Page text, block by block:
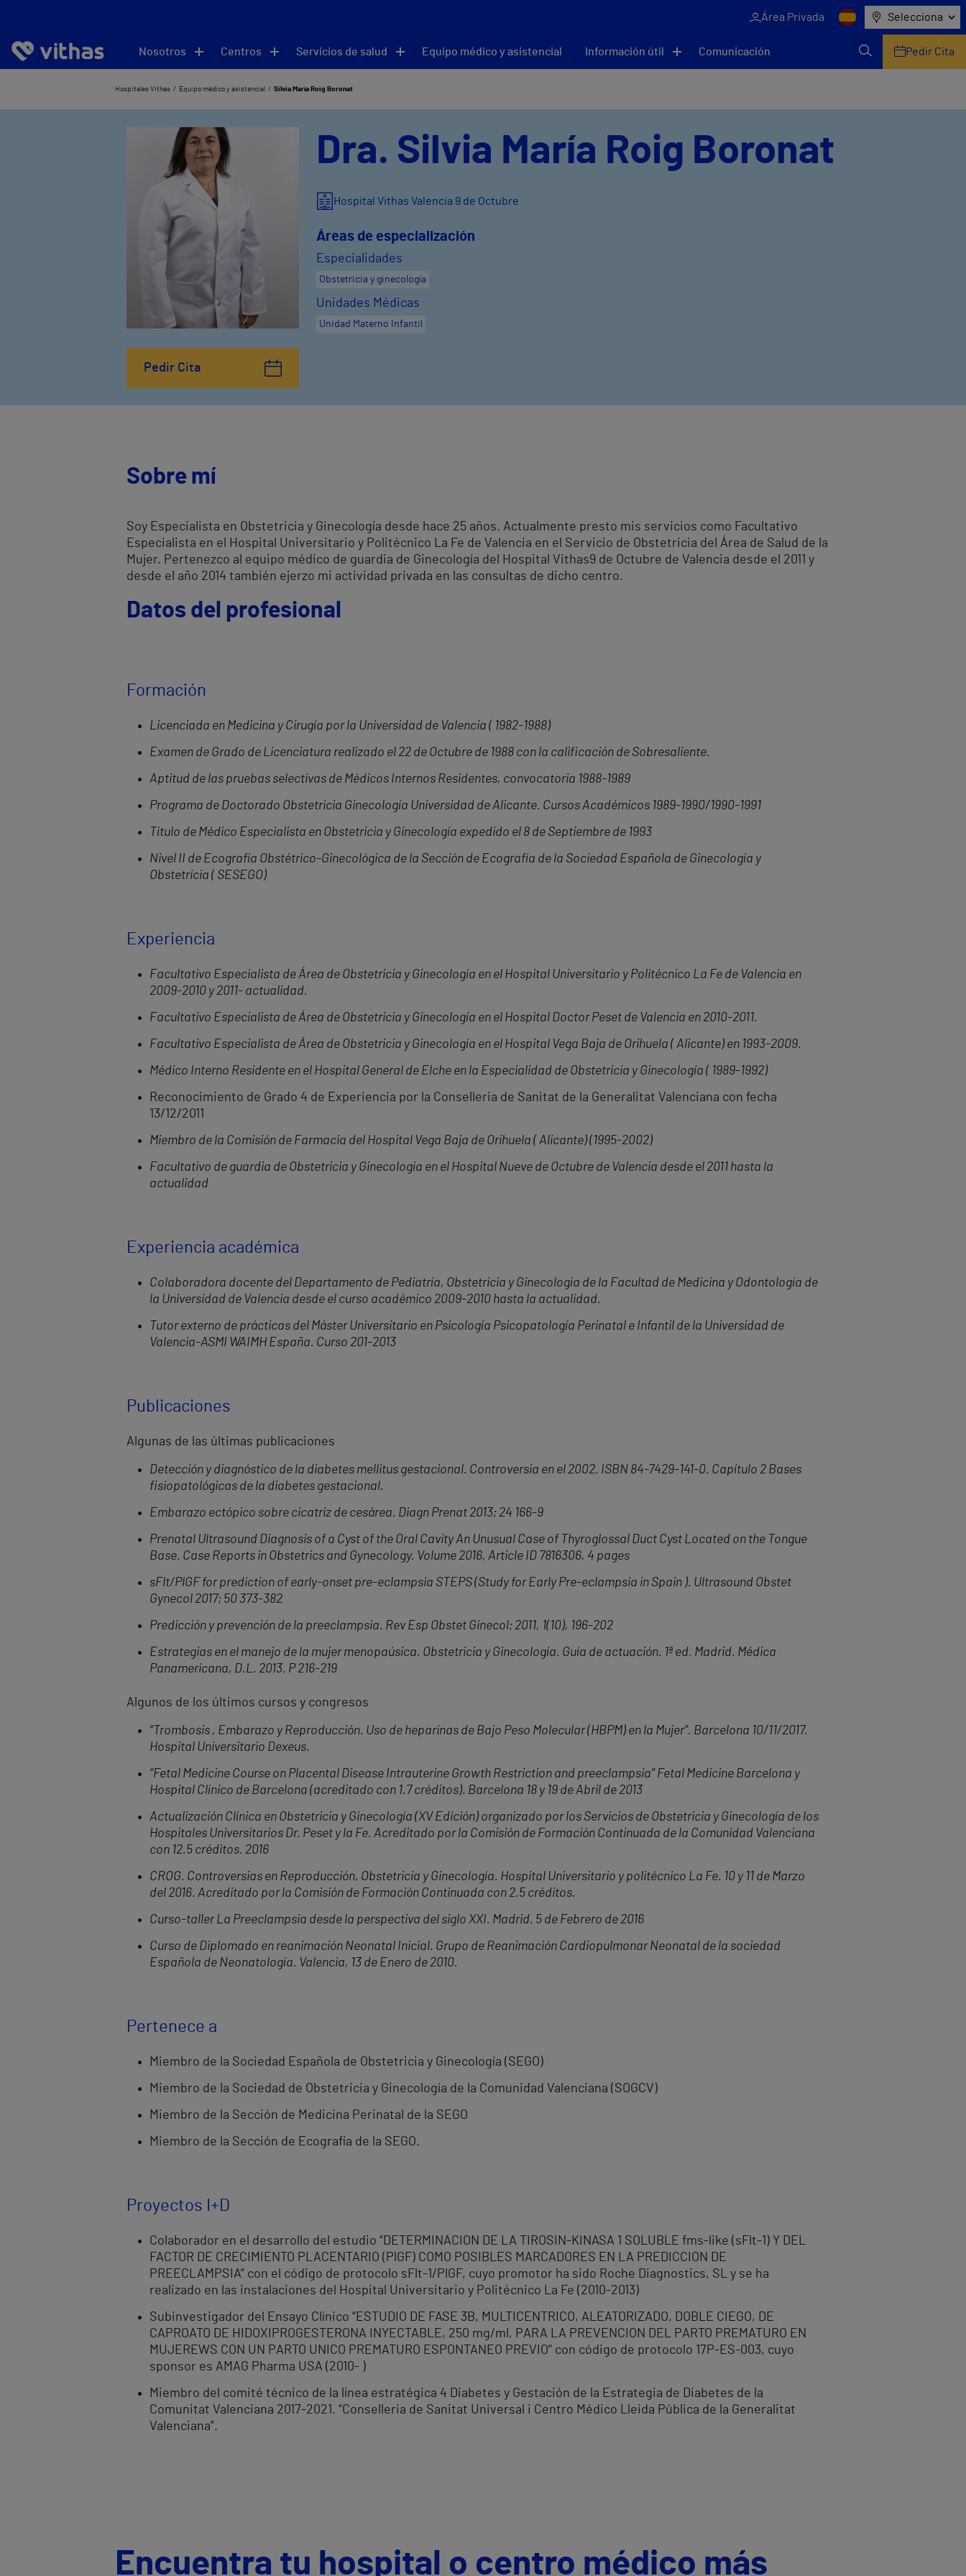
Área Privada Selecciona
Nosotros Centros Servicios de salud Equipo médico y asistencial Información útil Comunicación Pedir Cita
Hospitales Vithas Equipo médico y asistencial Silvia María Roig Boronat
Pedir Cita
Dra. Silvia María Roig Boronat
Hospital Vithas Valencia 9 de Octubre
Áreas de especialización
Especialidades
Obstetricia y ginecología
Unidades Médicas
Unidad Materno Infantil
Sobre mí
Soy Especialista en Obstetricia y Ginecología desde hace 25 años. Actualmente presto mis servicios como Facultativo
Especialista en el Hospital Universitario y Politécnico La Fe de Valencia en el Servicio de Obstetricia del Área de Salud de la
Mujer. Pertenezco al equipo médico de guardia de Ginecología del Hospital Vithas9 de Octubre de Valencia desde el 2011 y
desde el año 2014 también ejerzo mi actividad privada en las consultas de dicho centro.
Datos del profesional
Formación
Licenciada en Medicina y Cirugía por la Universidad de Valencia ( 1982-1988)
Examen de Grado de Licenciatura realizado el 22 de Octubre de 1988 con la calificación de Sobresaliente.
Aptitud de las pruebas selectivas de Médicos Internos Residentes, convocatoria 1988-1989
Programa de Doctorado Obstetricia Ginecología Universidad de Alicante. Cursos Académicos 1989-1990/1990-1991
Título de Médico Especialista en Obstetricia y Ginecología expedido el 8 de Septiembre de 1993
Nivel II de Ecografía Obstétrico-Ginecológica de la Sección de Ecografía de la Sociedad Española de Ginecología y
Obstetricia ( SESEGO)
Experiencia
Facultativo Especialista de Área de Obstetricia y Ginecología en el Hospital Universitario y Politécnico La Fe de Valencia en
2009-2010 y 2011- actualidad.
Facultativo Especialista de Área de Obstetricia y Ginecología en el Hospital Doctor Peset de Valencia en 2010-2011.
Facultativo Especialista de Área de Obstetricia y Ginecología en el Hospital Vega Baja de Orihuela ( Alicante) en 1993-2009.
Médico Interno Residente en el Hospital General de Elche en la Especialidad de Obstetricia y Ginecología ( 1989-1992)
Reconocimiento de Grado 4 de Experiencia por la Conselleria de Sanitat de la Generalitat Valenciana con fecha
13/12/2011
Miembro de la Comisión de Farmacia del Hospital Vega Baja de Orihuela ( Alicante) (1995-2002)
Facultativo de guardia de Obstetricia y Ginecología en el Hospital Nueve de Octubre de Valencia desde el 2011 hasta la
actualidad
Experiencia académica
Colaboradora docente del Departamento de Pediatría, Obstetricia y Ginecología de la Facultad de Medicina y Odontología de
la Universidad de Valencia desde el curso académico 2009-2010 hasta la actualidad.
Tutor externo de prácticas del Máster Universitario en Psicología Psicopatología Perinatal e Infantil de la Universidad de
Valencia-ASMI WAIMH España. Curso 201-2013
Publicaciones
Algunas de las últimas publicaciones
Detección y diagnóstico de la diabetes mellitus gestacional. Controversia en el 2002. ISBN 84-7429-141-0. Capítulo 2 Bases
fisiopatológicas de la diabetes gestacional.
Embarazo ectópico sobre cicatriz de cesárea. Diagn Prenat 2013; 24 166-9
Prenatal Ultrasound Diagnosis of a Cyst of the Oral Cavity An Unusual Case of Thyroglossal Duct Cyst Located on the Tongue
Base. Case Reports in Obstetrics and Gynecology. Volume 2016, Article ID 7816306, 4 pages
sFlt/PlGF for prediction of early-onset pre-eclampsia STEPS (Study for Early Pre-eclampsia in Spain ). Ultrasound Obstet
Gynecol 2017; 50 373-382
Predicción y prevención de la preeclampsia. Rev Esp Obstet Ginecol; 2011, 1(10), 196-202
Estrategias en el manejo de la mujer menopaúsica. Obstetricia y Ginecología. Guía de actuación. 1ª ed. Madrid. Médica
Panamericana, D.L. 2013. P 216-219
Algunos de los últimos cursos y congresos
“Trombosis , Embarazo y Reproducción. Uso de heparinas de Bajo Peso Molecular (HBPM) en la Mujer”. Barcelona 10/11/2017.
Hospital Universitario Dexeus.
“Fetal Medicine Course on Placental Disease Intrauterine Growth Restriction and preeclampsia” Fetal Medicine Barcelona y
Hospital Clínico de Barcelona (acreditado con 1.7 créditos). Barcelona 18 y 19 de Abril de 2013
Actualización Clínica en Obstetricia y Ginecología (XV Edición) organizado por los Servicios de Obstetricia y Ginecología de los
Hospitales Universitarios Dr. Peset y la Fe. Acreditado por la Comisión de Formación Continuada de la Comunidad Valenciana
con 12.5 créditos. 2016
CROG. Controversias en Reproducción, Obstetricia y Ginecología. Hospital Universitario y politécnico La Fe. 10 y 11 de Marzo
del 2016. Acreditado por la Comisión de Formación Continuada con 2.5 créditos.
Curso-taller La Preeclampsia desde la perspectiva del siglo XXI. Madrid. 5 de Febrero de 2016
Curso de Diplomado en reanimación Neonatal Inicial. Grupo de Reanimación Cardiopulmonar Neonatal de la sociedad
Española de Neonatología. Valencia, 13 de Enero de 2010.
Pertenece a
Miembro de la Sociedad Española de Obstetricia y Ginecología (SEGO)
Miembro de la Sociedad de Obstetricia y Ginecología de la Comunidad Valenciana (SOGCV)
Miembro de la Sección de Medicina Perinatal de la SEGO
Miembro de la Sección de Ecografía de la SEGO.
Proyectos I+D
Colaborador en el desarrollo del estudio “DETERMINACION DE LA TIROSIN-KINASA 1 SOLUBLE fms-like (sFlt-1) Y DEL
FACTOR DE CRECIMIENTO PLACENTARIO (PlGF) COMO POSIBLES MARCADORES EN LA PREDICCION DE
PREECLAMPSIA” con el código de protocolo sFlt-1/PlGF, cuyo promotor ha sido Roche Diagnostics, SL y se ha
realizado en las instalaciones del Hospital Universitario y Politécnico La Fe (2010-2013)
Subinvestigador del Ensayo Clínico “ESTUDIO DE FASE 3B, MULTICENTRICO, ALEATORIZADO, DOBLE CIEGO, DE
CAPROATO DE HIDOXIPROGESTERONA INYECTABLE, 250 mg/ml, PARA LA PREVENCION DEL PARTO PREMATURO EN
MUJEREWS CON UN PARTO UNICO PREMATURO ESPONTANEO PREVIO” con código de protocolo 17P-ES-003, cuyo
sponsor es AMAG Pharma USA (2010- )
Miembro del comité técnico de la línea estratégica 4 Diabetes y Gestación de la Estrategia de Diabetes de la
Comunitat Valenciana 2017-2021. “Conselleria de Sanitat Universal i Centro Médico Lleida Pública de la Generalitat
Valenciana”.
Encuentra tu hospital o centro médico más